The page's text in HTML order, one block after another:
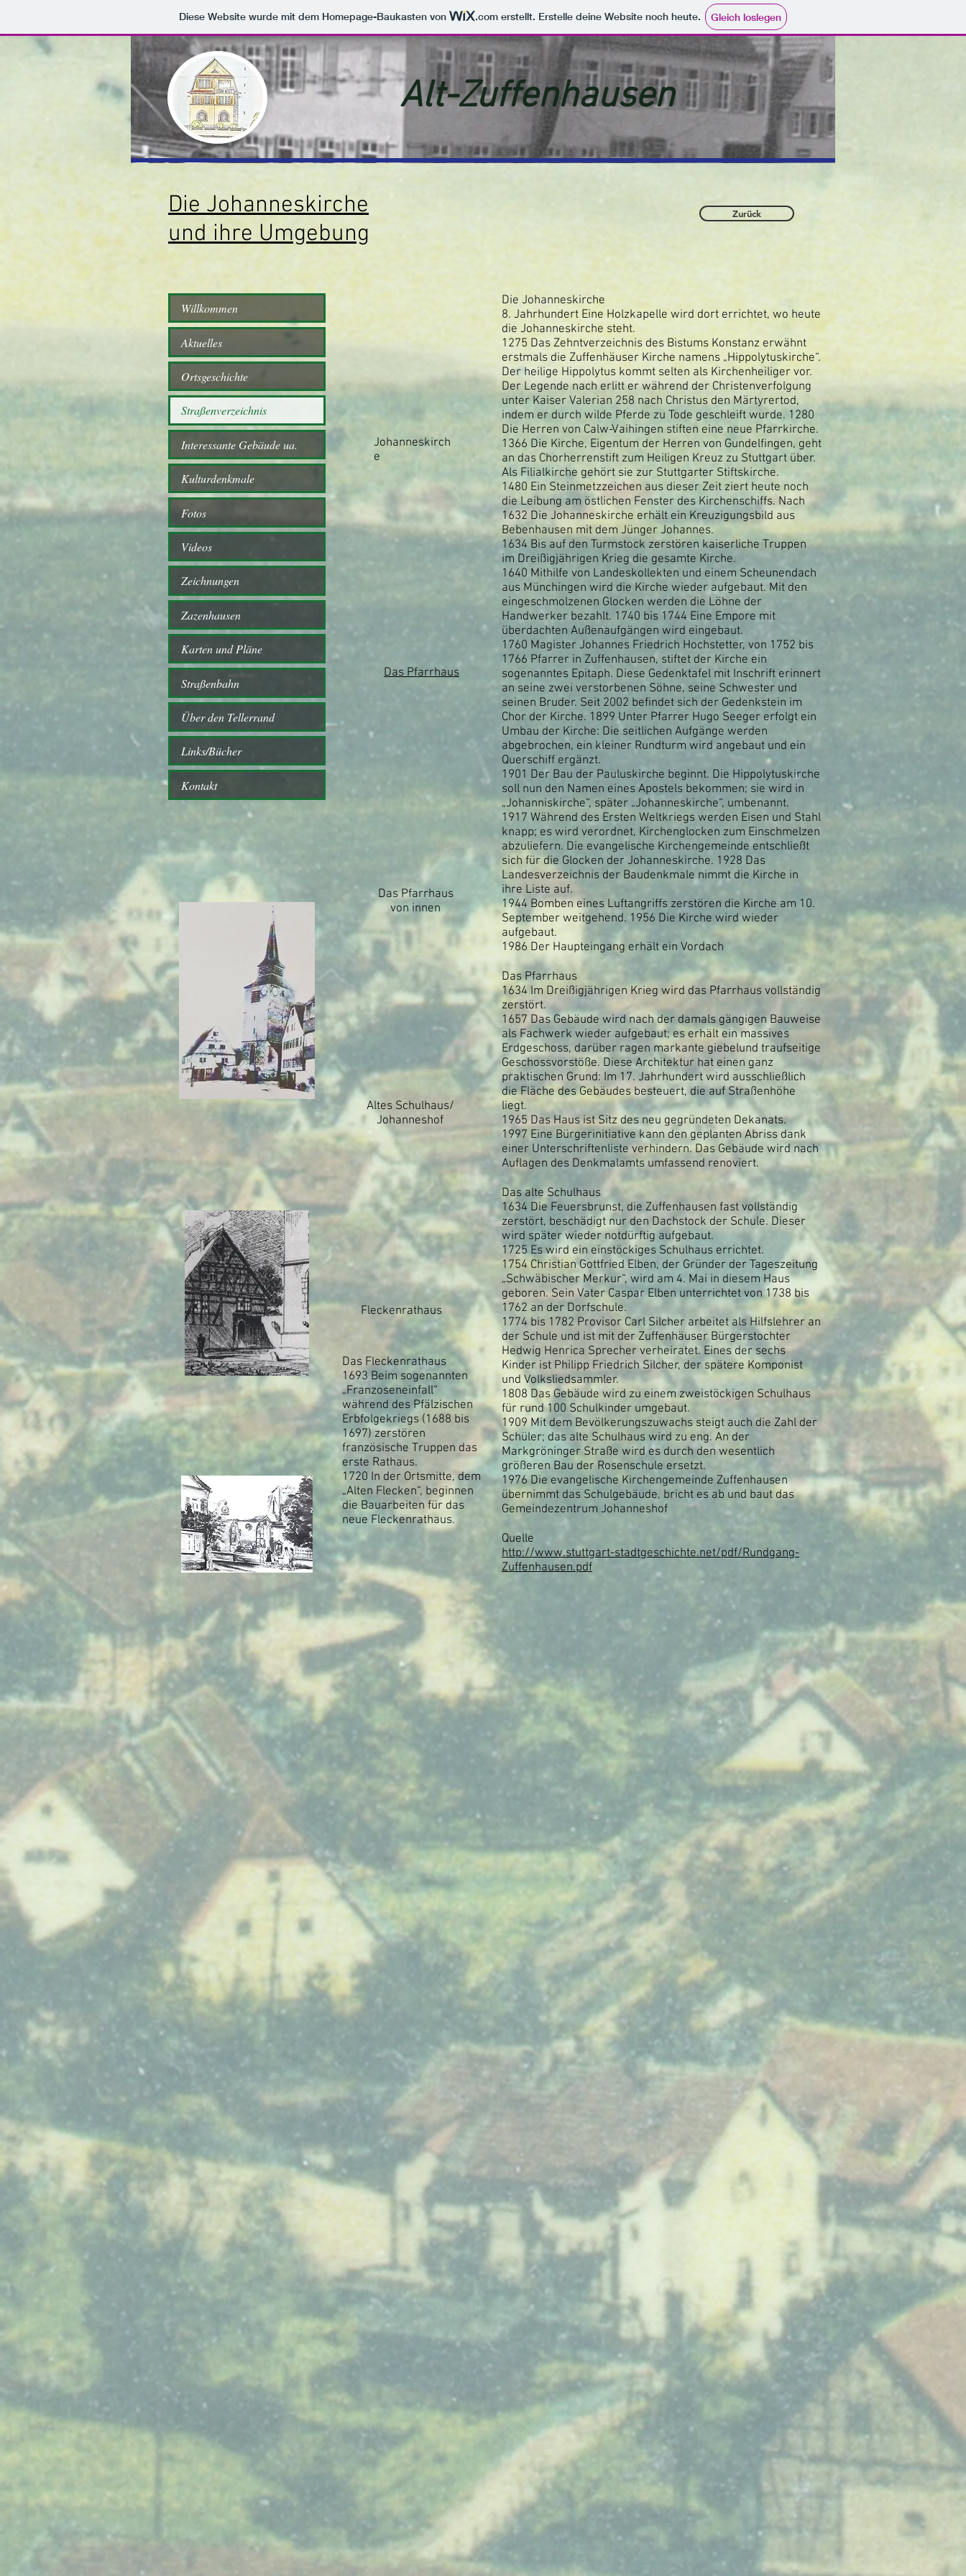
Diese Website wurde mit dem Homepage-Baukasten von .com erstellt. Erstelle deine Website noch heute. Gleich loslegen
Alt-Zuffenhausen
Die Johanneskirche
und ihre Umgebung
Willkommen
Aktuelles
Ortsgeschichte
Straßenverzeichnis
Interessante Gebäude ua.
Kulturdenkmale
Fotos
Videos
Zeichnungen
Zazenhausen
Karten und Pläne
Straßenbahn
Über den Tellerrand
Links/Bücher
Kontakt
Johanneskirch
e
Das Pfarrhaus
Das Pfarrhaus
von innen
Altes Schulhaus/
Johanneshof
Fleckenrathaus
Das Fleckenrathaus
1693 Beim sogenannten
„Franzoseneinfall“
während des Pfälzischen
Erbfolgekriegs (1688 bis
1697) zerstören
französische Truppen das
erste Rathaus.
1720 In der Ortsmitte, dem
„Alten Flecken“, beginnen
die Bauarbeiten für das
neue Fleckenrathaus.
Zurück
Die Johanneskirche
8. Jahrhundert Eine Holzkapelle wird dort errichtet, wo heute
die Johanneskirche steht.
1275 Das Zehntverzeichnis des Bistums Konstanz erwähnt
erstmals die Zuffenhäuser Kirche namens „Hippolytuskirche“.
Der heilige Hippolytus kommt selten als Kirchenheiliger vor.
Der Legende nach erlitt er während der Christenverfolgung
unter Kaiser Valerian 258 nach Christus den Märtyrertod,
indem er durch wilde Pferde zu Tode geschleift wurde. 1280
Die Herren von Calw-Vaihingen stiften eine neue Pfarrkirche.
1366 Die Kirche, Eigentum der Herren von Gundelfingen, geht
an das Chorherrenstift zum Heiligen Kreuz zu Stuttgart über.
Als Filialkirche gehört sie zur Stuttgarter Stiftskirche.
1480 Ein Steinmetzzeichen aus dieser Zeit ziert heute noch
die Leibung am östlichen Fenster des Kirchenschiffs. Nach
1632 Die Johanneskirche erhält ein Kreuzigungsbild aus
Bebenhausen mit dem Jünger Johannes.
1634 Bis auf den Turmstock zerstören kaiserliche Truppen
im Dreißigjährigen Krieg die gesamte Kirche.
1640 Mithilfe von Landeskollekten und einem Scheunendach
aus Münchingen wird die Kirche wieder aufgebaut. Mit den
eingeschmolzenen Glocken werden die Löhne der
Handwerker bezahlt. 1740 bis 1744 Eine Empore mit
überdachten Außenaufgängen wird eingebaut.
1760 Magister Johannes Friedrich Hochstetter, von 1752 bis
1766 Pfarrer in Zuffenhausen, stiftet der Kirche ein
sogenanntes Epitaph. Diese Gedenktafel mit Inschrift erinnert
an seine zwei verstorbenen Söhne, seine Schwester und
seinen Bruder. Seit 2002 befindet sich der Gedenkstein im
Chor der Kirche. 1899 Unter Pfarrer Hugo Seeger erfolgt ein
Umbau der Kirche: Die seitlichen Aufgänge werden
abgebrochen, ein kleiner Rundturm wird angebaut und ein
Querschiff ergänzt.
1901 Der Bau der Pauluskirche beginnt. Die Hippolytuskirche
soll nun den Namen eines Apostels bekommen; sie wird in
„Johanniskirche“, später „Johanneskirche“, umbenannt.
1917 Während des Ersten Weltkriegs werden Eisen und Stahl
knapp; es wird verordnet, Kirchenglocken zum Einschmelzen
abzuliefern. Die evangelische Kirchengemeinde entschließt
sich für die Glocken der Johanneskirche. 1928 Das
Landesverzeichnis der Baudenkmale nimmt die Kirche in
ihre Liste auf.
1944 Bomben eines Luftangriffs zerstören die Kirche am 10.
September weitgehend. 1956 Die Kirche wird wieder
aufgebaut.
1986 Der Haupteingang erhält ein Vordach
Das Pfarrhaus
1634 Im Dreißigjährigen Krieg wird das Pfarrhaus vollständig
zerstört.
1657 Das Gebäude wird nach der damals gängigen Bauweise
als Fachwerk wieder aufgebaut; es erhält ein massives
Erdgeschoss, darüber ragen markante giebelund traufseitige
Geschossvorstöße. Diese Architektur hat einen ganz
praktischen Grund: Im 17. Jahrhundert wird ausschließlich
die Fläche des Gebäudes besteuert, die auf Straßenhöhe
liegt.
1965 Das Haus ist Sitz des neu gegründeten Dekanats.
1997 Eine Bürgerinitiative kann den geplanten Abriss dank
einer Unterschriftenliste verhindern. Das Gebäude wird nach
Auflagen des Denkmalamts umfassend renoviert.
Das alte Schulhaus
1634 Die Feuersbrunst, die Zuffenhausen fast vollständig
zerstört, beschädigt nur den Dachstock der Schule. Dieser
wird später wieder notdürftig aufgebaut.
1725 Es wird ein einstöckiges Schulhaus errichtet.
1754 Christian Gottfried Elben, der Gründer der Tageszeitung
„Schwäbischer Merkur“, wird am 4. Mai in diesem Haus
geboren. Sein Vater Caspar Elben unterrichtet von 1738 bis
1762 an der Dorfschule.
1774 bis 1782 Provisor Carl Silcher arbeitet als Hilfslehrer an
der Schule und ist mit der Zuffenhäuser Bürgerstochter
Hedwig Henrica Sprecher verheiratet. Eines der sechs
Kinder ist Philipp Friedrich Silcher, der spätere Komponist
und Volksliedsammler.
1808 Das Gebäude wird zu einem zweistöckigen Schulhaus
für rund 100 Schulkinder umgebaut.
1909 Mit dem Bevölkerungszuwachs steigt auch die Zahl der
Schüler; das alte Schulhaus wird zu eng. An der
Markgröninger Straße wird es durch den wesentlich
größeren Bau der Rosenschule ersetzt.
1976 Die evangelische Kirchengemeinde Zuffenhausen
übernimmt das Schulgebäude, bricht es ab und baut das
Gemeindezentrum Johanneshof
Quelle
http://www.stuttgart-stadtgeschichte.net/pdf/Rundgang-
Zuffenhausen.pdf